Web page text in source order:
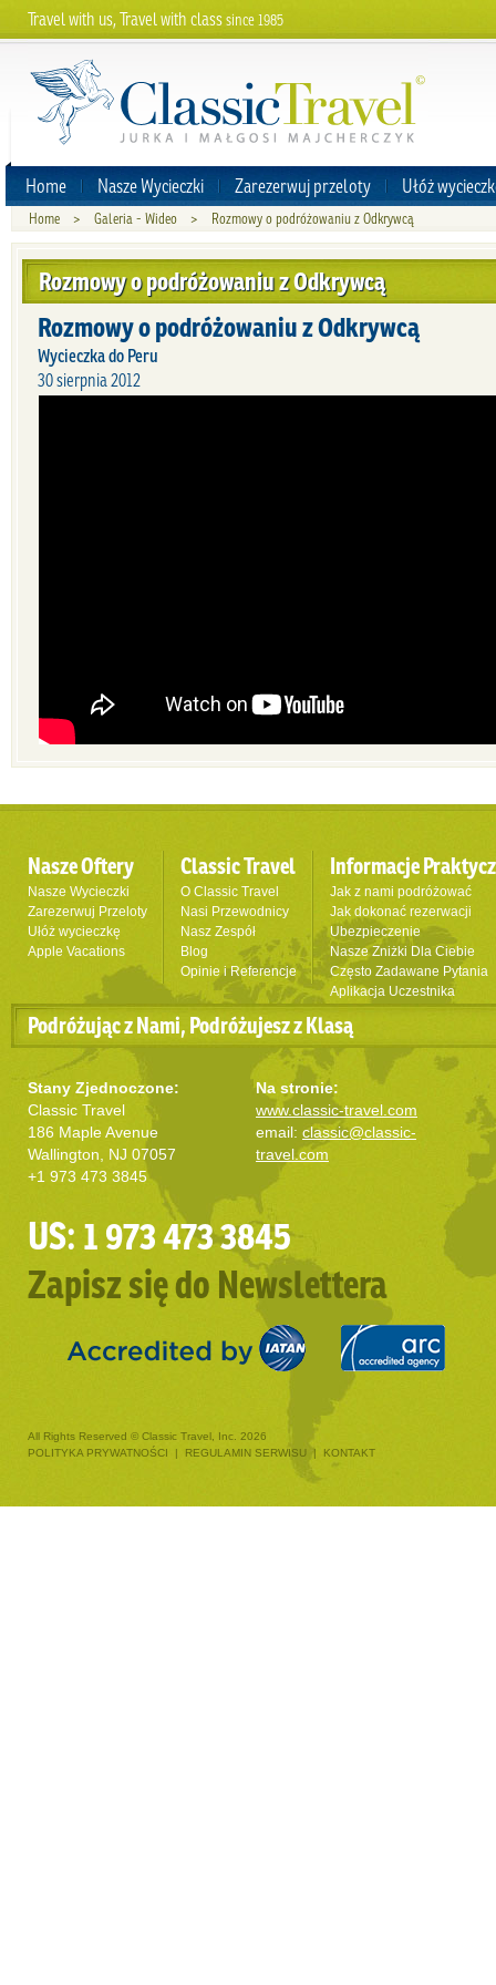
Travel with us, Travel with classsince 1985
Home Nasze Wycieczki Zarezerwuj przeloty Ułóż
Home > Galeria - Wideo > Rozmowy o podróżowaniu z Odkrywcą
Rozmowy o podróżowaniu z Odkrywcą
Rozmowy o podróżowaniu z Odkrywcą
Wycieczka do Peru
30 sierpnia 2012
Nasze Oftery
Nasze Wycieczki
Zarezerwuj Przeloty
Ułóż wycieczkę
Apple Vacations
Classic Travel
O Classic Travel
Nasi Przewodnicy
Nasz Zespół
Blog
Opinie i Referencje
Informacje
Jak z nami podróżować
Jak dokonać rezerwacji
Ubezpieczenie
Nasze Zniżki Dla Ciebie
Często Zadawane Pytania
Aplikacja Uczestnika
Podróżując z Nami, Podróżujesz z Klasą
Stany Zjednoczone:
Classic Travel
186 Maple Avenue
Wallington, NJ 07057
+1 973 473 3845
Na stronie:
www.classic-travel.com
email: classic@classic-
travel.com
US: 1 973 473 3845
Zapisz się do Newslettera
All Rights Reserved © Classic Travel, Inc. 2026
POLITYKA PRYWATNOŚCI
| REGULAMIN SERWISU | KONTAKT